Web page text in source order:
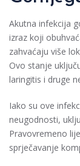
Akutna infekcija
izraz koji
zahvaćaju više
Ovo stanje
laringitis i druge
Iako su ove
neugodnosti,
Pravovremeno
sprječavanje